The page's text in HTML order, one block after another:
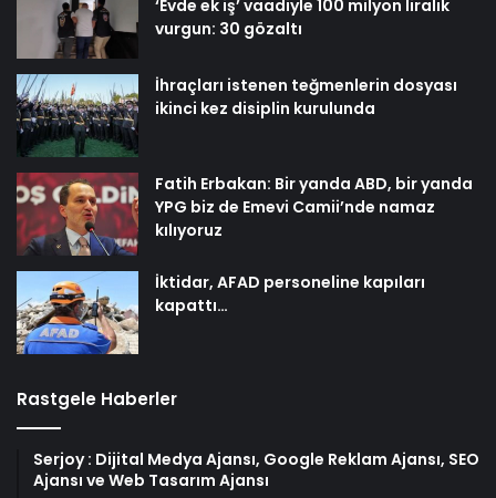
‘Evde ek iş’ vaadiyle 100 milyon liralık
vurgun: 30 gözaltı
İhraçları istenen teğmenlerin dosyası
ikinci kez disiplin kurulunda
Fatih Erbakan: Bir yanda ABD, bir yanda
YPG biz de Emevi Camii’nde namaz
kılıyoruz
İktidar, AFAD personeline kapıları
kapattı…
Rastgele Haberler
Serjoy : Dijital Medya Ajansı, Google Reklam Ajansı, SEO
Ajansı ve Web Tasarım Ajansı